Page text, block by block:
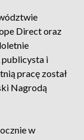
Direct oraz
i
pracę został
Nagrodą
w